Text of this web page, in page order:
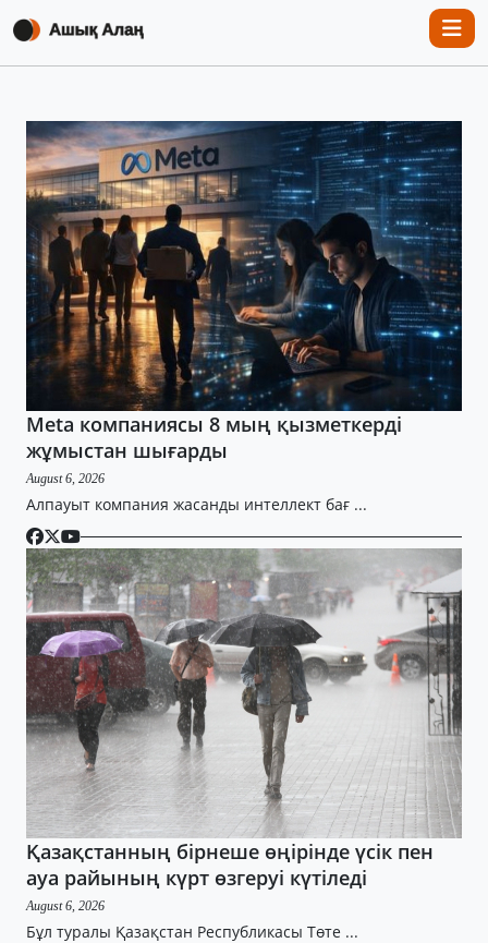
Meta компаниясы 8 мың қызметкерді
жұмыстан шығарды
August 6, 2026
Алпауыт компания жасанды интеллект бағ ...
Қазақстанның бірнеше өңірінде үсік пен
ауа райының күрт өзгеруі күтіледі
August 6, 2026
Бұл туралы Қазақстан Республикасы Төте ...